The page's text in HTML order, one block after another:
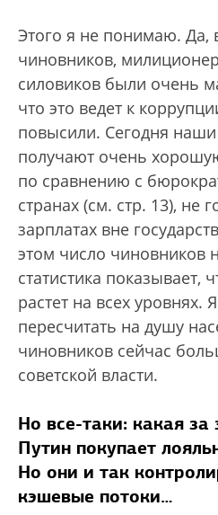
Этого я не понимаю. Да,
чиновников,
силовиков были очень
что это ведет к
повысили. Сегодня
получают очень
по сравнению с
странах (см. стр. 13), не
зарплатах вне
этом число чиновников
статистика показывает,
растет на всех уровнях.
пересчитать на душу
чиновников сейчас
советской власти.
Но все-таки: какая за
Путин покупает
Но они и так
кэшевые потоки…